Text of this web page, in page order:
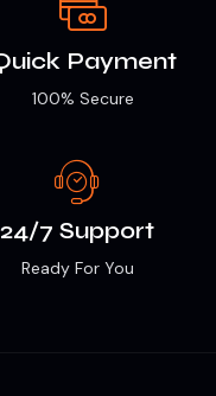
Payment
100% Secure
24/7 Support
Ready For You